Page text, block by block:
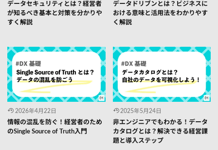
データセキュリティとは？経営者
が知るべき基本と対策を分かりや
すく解説
データドリブンとは？ビジネスに
おける意味と活用法をわかりやす
く解説
2026年4月22日
情報の混乱を防ぐ！経営者のため
のSingle Source of Truth入門
2025年5月24日
非エンジニアでもわかる！データ
カタログとは？解決できる経営課
題と導入ステップ